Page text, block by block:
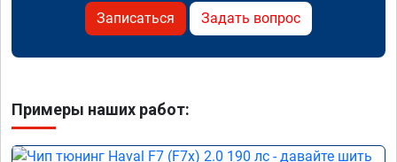
Записаться Задать вопрос
Примеры наших работ: